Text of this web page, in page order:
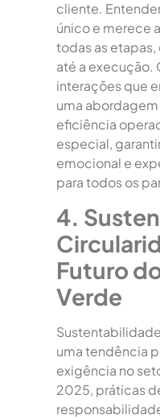
cliente.
único e merece
todas as
até a execução.
interações que
uma
eficiência
especial,
emocional e
para todos os
4.
Futuro
Verde
uma tendência
exigência no
2025, práticas